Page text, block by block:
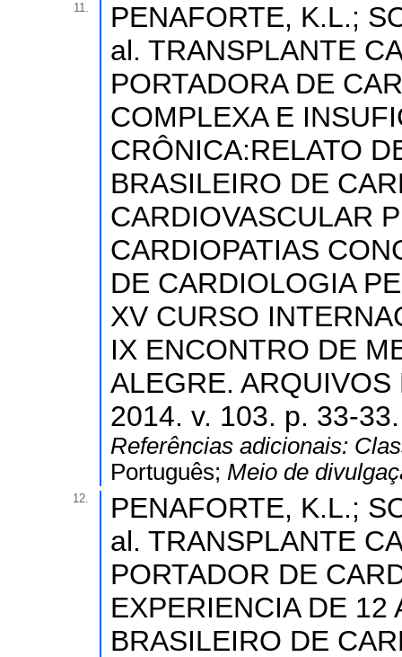
11.
PENAFORTE, K.L.;
al. TRANSPLANTE
PORTADORA DE
COMPLEXA E
CRÔNICA:RELATO
BRASILEIRO DE
CARDIOVASCULAR
CARDIOPATIAS
DE CARDIOLOGIA
XV CURSO
IX ENCONTRO DE
ALEGRE.
2014. v. 103. p. 33-33.
Referências adicionais:
Português; Meio de
12.
PENAFORTE, K.L.;
al. TRANSPLANTE
PORTADOR DE
EXPERIENCIA DE
BRASILEIRO DE